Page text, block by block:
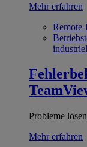
Mehr erfahren
Probleme
Mehr erfahren